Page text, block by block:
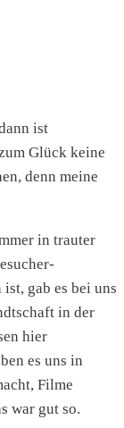
ist
Glück keine
denn meine
in trauter
gab es bei uns
in der
hier
es uns in
Filme
war gut so.